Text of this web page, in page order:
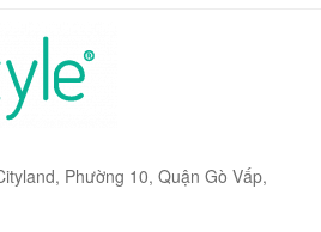
Phường 10, Quận Gò Vấp,